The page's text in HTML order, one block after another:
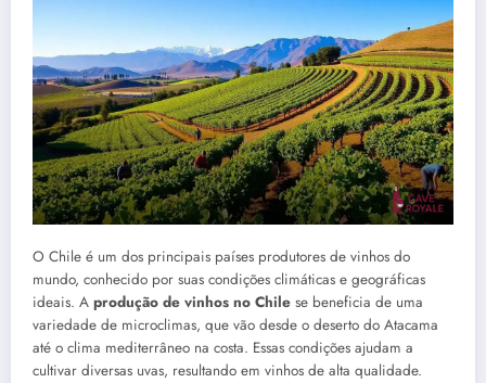
O Chile é um dos principais países produtores de vinhos do
mundo, conhecido por suas condições climáticas e geográficas
ideais. A produção de vinhos no Chile se beneficia de uma
variedade de microclimas, que vão desde o deserto do Atacama
até o clima mediterrâneo na costa. Essas condições ajudam a
cultivar diversas uvas, resultando em vinhos de alta qualidade.